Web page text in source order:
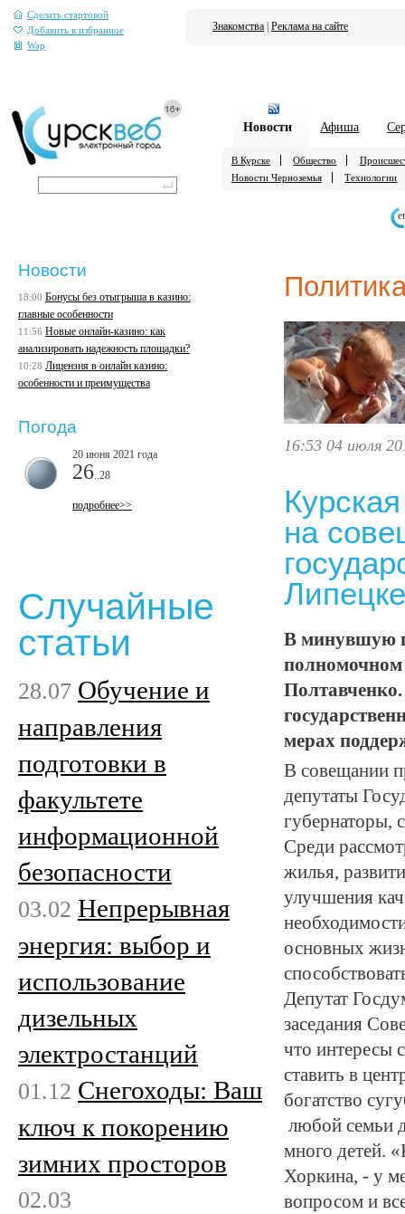
Сделать стартовой
Добавить в избранное
Wap
Знакомства Реклама на сайте
Новости Афиша
В Курске Общество
Новости Черноземья
Технологии
16:53 04 июля
на
Липецке
В минувшую
полномочном
мерах
В совещании
депутаты
губернаторы,
Среди
жилья,
улучшения
основных
Депутат
заседания
что интересы
ставить в
богатство
любой семьи
много детей.
Хоркина, - у
вопросом и
Новости
18:00 Бонусы без отыгрыша в казино:
главные особенности
11:56 Новые онлайн-казино: как
анализировать надежность площадки?
10:28 Лицензия в онлайн казино:
особенности и преимущества
Погода
20 июня 2021 года
26 ..28
подробнее>>
Случайные
статьи
28.07 Обучение и
направления
подготовки в
факультете
информационной
безопасности
03.02 Непрерывная
энергия: выбор и
использование
дизельных
электростанций
01.12 Снегоходы: Ваш
ключ к покорению
зимних просторов
02.03